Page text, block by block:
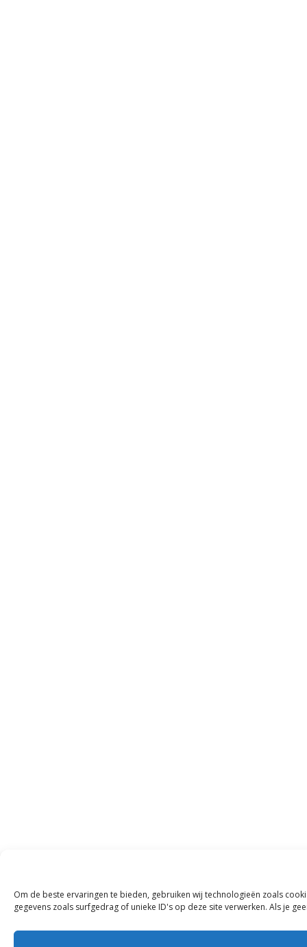
Om de beste ervaringen te bieden, gebruiken wij technologieën zoals
gegevens zoals surfgedrag of unieke ID's op deze site verwerken. Als je